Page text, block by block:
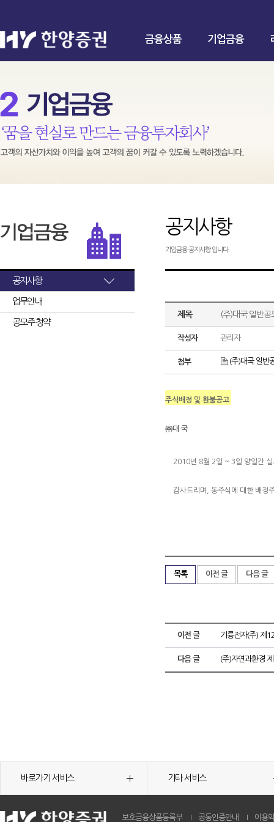
금융상품 기업금융
공지사항
업무안내
공모주 청약
공지사항
기업금융 공지사항 입니다.
제목 (주)대국 일반공
작성자 관리자
첨부 (주)대국 일반
주식배정 및 환불공고
㈜대 국
2010년 8월 2일 ~ 3일 양일간
감사드리며, 동주식에 대한 배정
목록 이전 글 다음 글
이전 글 기륭전자(주) 제
다음 글 (주)자연과환경
바로가기 서비스 기타 서비스
보호금융상품등록부 공동인증안내 이용